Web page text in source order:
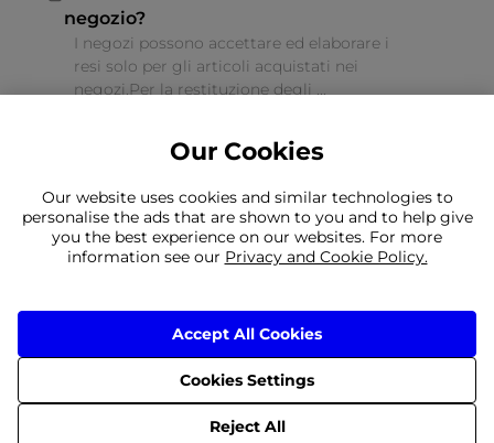
negozio?
I negozi possono accettare ed elaborare i
resi solo per gli articoli acquistati nei
negozi.Per la restituzione degli ...
Non riesci a trovare quello che stai
cercando?
È ancora necessario contattarci
© 2026 Frasers Group Trading Limited
Our Cookies
Our website uses cookies and similar technologies to
personalise the ads that are shown to you and to help give
you the best experience on our websites. For more
information see our Privacy and Cookie Policy.
Cookies Settings
Reject All
Accept All Cookies